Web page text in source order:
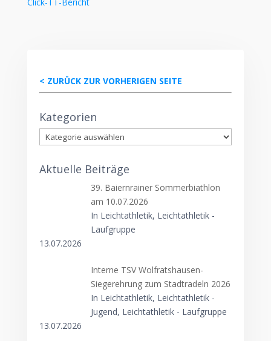
< ZURÜCK ZUR VORHERIGEN SEITE
Kategorien
Kategorien
Aktuelle Beiträge
39. Baiernrainer Sommerbiathlon
am 10.07.2026
In Leichtathletik, Leichtathletik -
Laufgruppe
13.07.2026
Interne TSV Wolfratshausen-
Siegerehrung zum Stadtradeln 2026
In Leichtathletik, Leichtathletik -
Jugend, Leichtathletik - Laufgruppe
13.07.2026